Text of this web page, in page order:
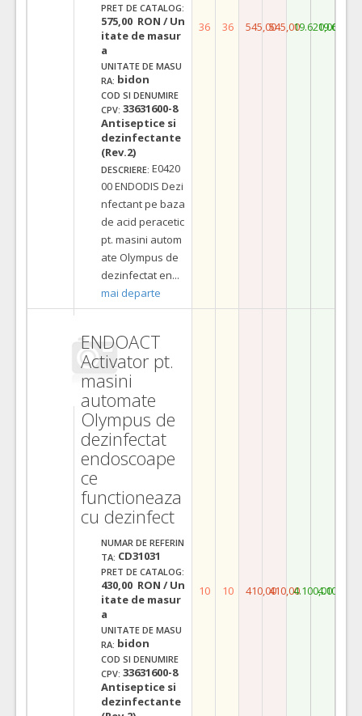
PRET DE CATALOG:
575,00 RON / Un
itate de masur
a
UNITATE DE MASU
RA: bidon
COD SI DENUMIRE
CPV: 33631600-8
Antiseptice si
dezinfectante
(Rev.2)
DESCRIERE: E0420
00 ENDODIS Dezi
nfectant pe baza
de acid peracetic
pt. masini autom
ate Olympus de
dezinfectat en...
mai departe
36 36 545,00545,0019.620,00
ENDOACT
Activator pt.
masini
automate
Olympus de
dezinfectat
endoscoape
ce
functioneaza
cu dezinfect
NUMAR DE REFERIN
TA: CD31031
PRET DE CATALOG:
430,00 RON / Un
itate de masur
a
UNITATE DE MASU
RA: bidon
COD SI DENUMIRE
CPV: 33631600-8
Antiseptice si
dezinfectante
10 10 410,00410,004.100,004.100,00